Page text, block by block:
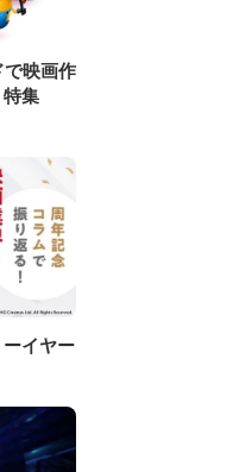
で映画作
特集
イヤー